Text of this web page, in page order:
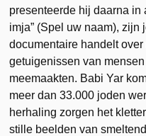
presenteerde hij daarna in
imja” (Spel uw naam), zijn
documentaire handelt
getuigenissen van
meemaakten. Babi Yar
meer dan 33.000 joden
herhaling zorgen het
stille beelden van